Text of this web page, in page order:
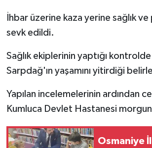
İhbar üzerine kaza yerine sağlık
sevk edildi.
Sağlık ekiplerinin yaptığı kontrolde
Sarpdağ'ın yaşamını yitirdiği
Yapılan incelemelerinin ardından
Kumluca Devlet Hastanesi
Osmaniye